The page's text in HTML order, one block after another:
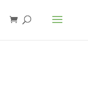
Food
Installer